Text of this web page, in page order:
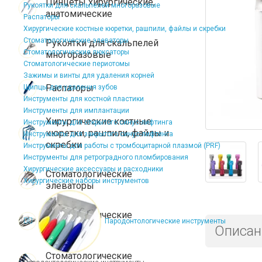
Рукоятки для скальпелей многоразовые
Распаторы
Хирургические костные кюретки, рашпили, файлы и скребки
Стоматологические элеваторы
Стоматологические люксаторы
Стоматологические периотомы
Зажимы и винты для удаления корней
Щипцы для удаления зубов
Инструменты для костной пластики
Инструменты для имплантации
Инструменты для открытого синус-лифтинга
Инструменты для закрытого синус-лифтинга
Инструменты для работы с тромбоцитарной плазмой (PRF)
Инструменты для ретроградного пломбирования
Хирургические аксессуары и расходники
Хирургические наборы инструментов
Пародонтологические инструменты
анатомические
Рукоятки для скальпелей
многоразовые
Распаторы
Хирургические костные
кюретки, рашпили, файлы и
скребки
Стоматологические
элеваторы
Стоматологические
люксаторы
Стоматологические